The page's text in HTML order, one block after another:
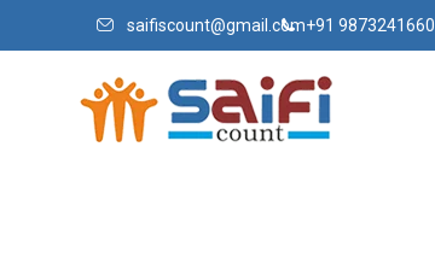
saifiscount@gmail.com+91 9873241660